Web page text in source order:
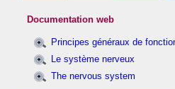
Documentation web
Principes généraux de
Le système nerveux
The nervous system